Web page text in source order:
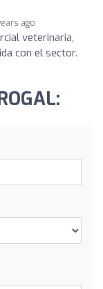
ago
veterinaria,
con el sector.